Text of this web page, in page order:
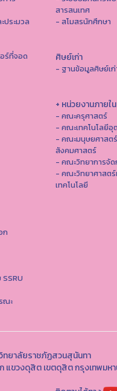
ประมวล
ร์ที่จอด
สารสนเทศ
- สโมสรนักศึกษา
ศิษย์เก่า
- ฐานข้อมูลศิษย์เก่
+ หน่วยงานภายใ
- คณะครุศาสตร์
- คณะเทคโนโลยีอุ
- คณะมนุษยศาสต
สังคมศาสตร์
- คณะวิทยาการจัด
- คณะวิทยาศาสตร์
เทคโนโลยี
ก
ณะ
ทยาลัยราชภัฏสวนสุนันทา
แขวงดุสิต เขตดุสิต กรุงเทพมห